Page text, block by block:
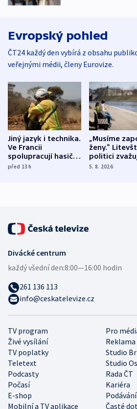
Evropský pohled
ČT24 každý den vybírá z obsahu
veřejnými médii, členy Eurovize.
Jiný jazyk i technika.
Ve Francii
spolupracují hasiči z
různých zemí
před 13h
„Musíme
ženy.“
politici
dohodu o
5. 8. 2026
TV program
Pro
Živé vysílání
Reklama
TV poplatky
Studio
Teletext
Studio
Podcasty
Rada ČT
Počasí
Kariéra
E-shop
Mobilní a TV aplikace
Časté
Divácké centrum
každý všední den:8:00—16:00 hodin
261 136 113
info@ceskatelevize.cz